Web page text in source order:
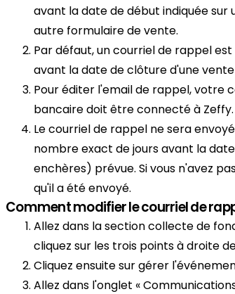
avant la date de début indiquée sur
autre formulaire de vente.
Par défaut, un courriel de rappel
avant la date de clôture d'une
Pour éditer l'email de rappel,
bancaire doit être connecté à Zeffy.
Le courriel de rappel ne sera
nombre exact de jours avant la
enchères) prévue. Si vous n'avez
qu'il a été envoyé.
Comment modifier le courriel de
Allez dans la section collecte de
cliquez sur les trois points à droite
Cliquez ensuite sur gérer
Allez dans l'onglet «